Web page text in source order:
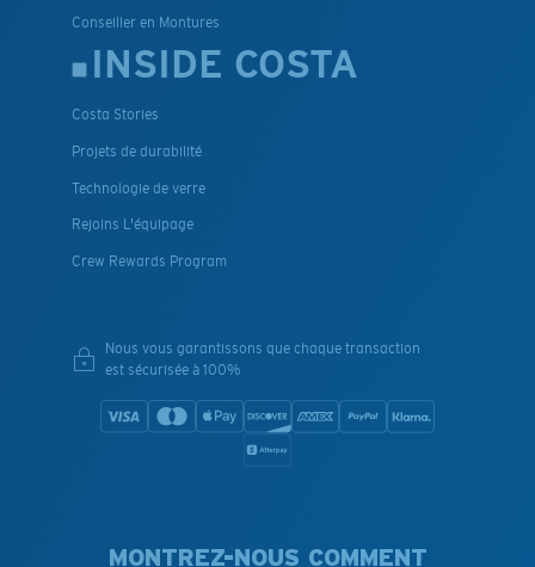
Conseiller en Montures
INSIDE COSTA
Costa Stories
Projets de durabilité
Technologie de verre
Rejoins L'équipage
Crew Rewards Program
Nous vous garantissons que chaque transaction
est sécurisée à 100%
MONTREZ-NOUS COMMENT